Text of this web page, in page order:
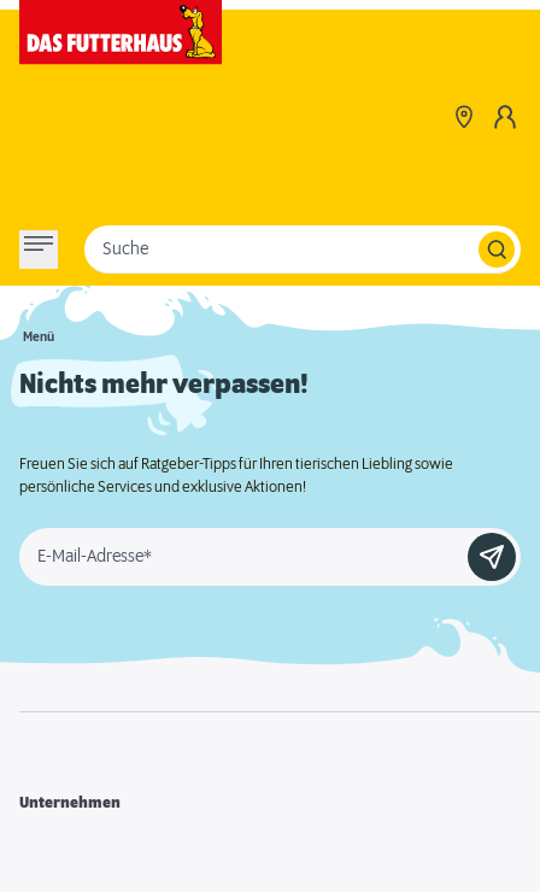
Menü
Suche
Nichts mehr verpassen!
Freuen Sie sich auf Ratgeber-Tipps für Ihren tierischen Liebling sowie
persönliche Services und exklusive Aktionen!
E-Mail-Adresse*
Unternehmen